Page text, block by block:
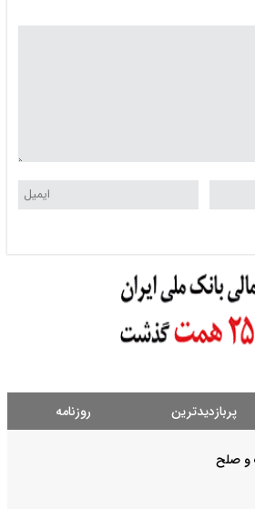
پربازدیدترین روزنامه
و صلح‌